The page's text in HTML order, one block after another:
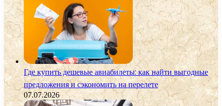
Где купить дешевые авиабилеты: как найти выгодные
предложения и сэкономить на перелете
07.07.2026